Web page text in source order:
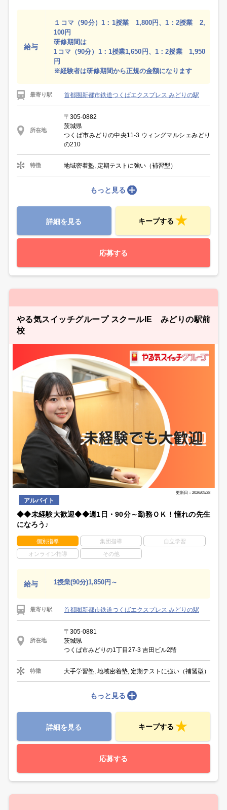
給与
１コマ（90分）1：1授業 1,800円、1：2授業 2,
100円
研修期間は
1コマ（90分）1：1授業1,650円、1：2授業 1,950
円
※経験者は研修期間から正規の金額になります
最寄り駅 首都圏新都市鉄道つくばエクスプレス みどりの駅
所在地
〒305-0882
茨城県
つくば市みどりの中央11-3 ウィングマルシェみどり
の210
特徴 地域密着塾, 定期テストに強い（補習型）
もっと見る
詳細を見る キープする
応募する
やる気スイッチグループ スクールIE みどりの駅前
校
更新日：2026/05/28
アルバイト
◆◆未経験大歓迎◆◆週1日・90分～勤務ＯＫ！憧れの先生
になろう♪
個別指導 集団指導 自立学習
オンライン指導 その他
給与 1授業(90分)1,850円～
最寄り駅 首都圏新都市鉄道つくばエクスプレス みどりの駅
所在地
〒305-0881
茨城県
つくば市みどりの1丁目27-3 吉田ビル2階
特徴 大手学習塾, 地域密着塾, 定期テストに強い（補習型）
もっと見る
詳細を見る キープする
応募する